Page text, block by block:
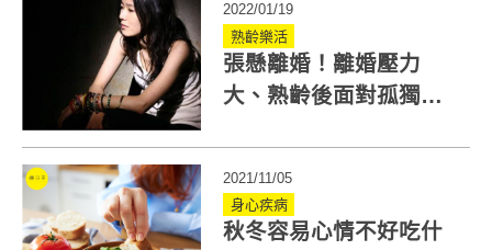
2022/01/19
熟齡樂活
張懸離婚！離婚壓力
大、熟齡後面對孤獨恐
2021/11/05
身心疾病
秋冬容易心情不好吃什